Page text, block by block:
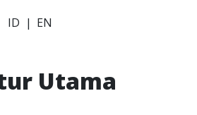
ID | EN
Utama